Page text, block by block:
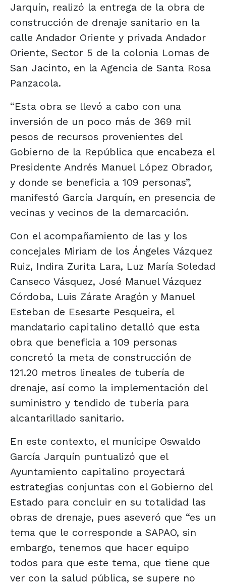
Jarquín, realizó la entrega de la obra de
construcción de drenaje sanitario en la
calle Andador Oriente y privada Andador
Oriente, Sector 5 de la colonia Lomas de
San Jacinto, en la Agencia de Santa Rosa
Panzacola.
“Esta obra se llevó a cabo con una
inversión de un poco más de 369 mil
pesos de recursos provenientes del
Gobierno de la República que encabeza el
Presidente Andrés Manuel López Obrador,
y donde se beneficia a 109 personas”,
manifestó García Jarquín, en presencia de
vecinas y vecinos de la demarcación.
Con el acompañamiento de las y los
concejales Miriam de los Ángeles Vázquez
Ruiz, Indira Zurita Lara, Luz María Soledad
Canseco Vásquez, José Manuel Vázquez
Córdoba, Luis Zárate Aragón y Manuel
Esteban de Esesarte Pesqueira, el
mandatario capitalino detalló que esta
obra que beneficia a 109 personas
concretó la meta de construcción de
121.20 metros lineales de tubería de
drenaje, así como la implementación del
suministro y tendido de tubería para
alcantarillado sanitario.
En este contexto, el munícipe Oswaldo
García Jarquín puntualizó que el
Ayuntamiento capitalino proyectará
estrategias conjuntas con el Gobierno del
Estado para concluir en su totalidad las
obras de drenaje, pues aseveró que “es un
tema que le corresponde a SAPAO, sin
embargo, tenemos que hacer equipo
todos para que este tema, que tiene que
ver con la salud pública, se supere no